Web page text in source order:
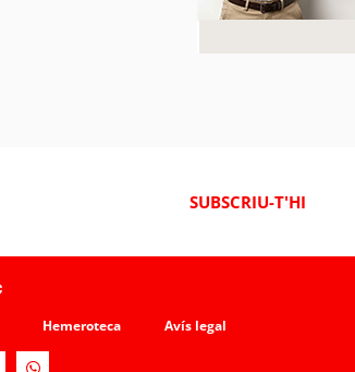
SUBSCRIU-T'HI
Hemeroteca Avís legal